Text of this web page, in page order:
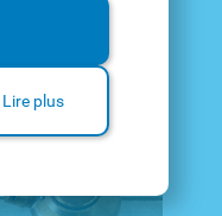
Lire plus
- Jeux bébé